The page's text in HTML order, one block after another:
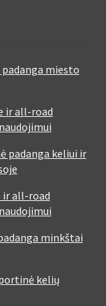
miesto
ir all-road
padanga keliui ir
ir all-road
minkštai
kelių